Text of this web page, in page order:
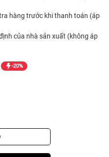
hàng trước khi thanh toán (áp
của nhà sản xuất (không áp
-20%